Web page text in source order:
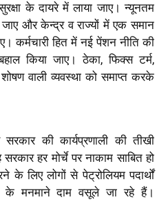
के दायरे में लाया जाए। न्यूनतम
और केन्द्र व राज्यों में एक समान
कर्मचारी हित में नई पेंशन नीति की
किया जाए। ठेका, फिक्स टर्म,
वाली व्यवस्था को समाप्त करके
की कार्यप्रणाली की तीखी
हर मोर्चे पर नाकाम साबित हो
के लिए लोगों से पेट्रोलियम पदार्थों
के मनमाने दाम वसूले जा रहे हैं।